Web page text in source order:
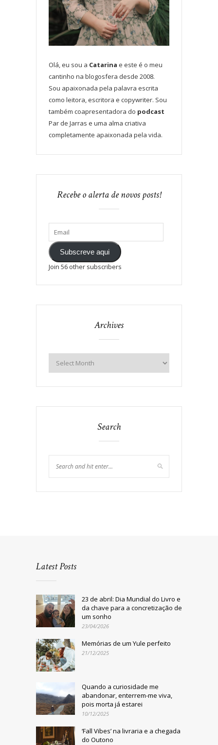
Olá, eu sou a Catarina e este é o meu
cantinho na blogosfera desde 2008.
Sou apaixonada pela palavra escrita
como leitora, escritora e copywriter. Sou
também coapresentadora do podcast
Par de Jarras e uma alma criativa
completamente apaixonada pela vida.
Recebe o alerta de novos posts!
Subscreve aqui
Join 56 other subscribers
Archives
Search
Latest Posts
23 de abril: Dia Mundial do Livro e
da chave para a concretização de
um sonho
23/04/2026
Memórias de um Yule perfeito
21/12/2025
Quando a curiosidade me
abandonar, enterrem-me viva,
pois morta já estarei
10/12/2025
‘Fall Vibes’ na livraria e a chegada
do Outono